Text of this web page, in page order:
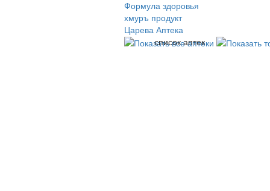
Формула здоровья
хмуръ продукт
Царева Аптека
список аптек